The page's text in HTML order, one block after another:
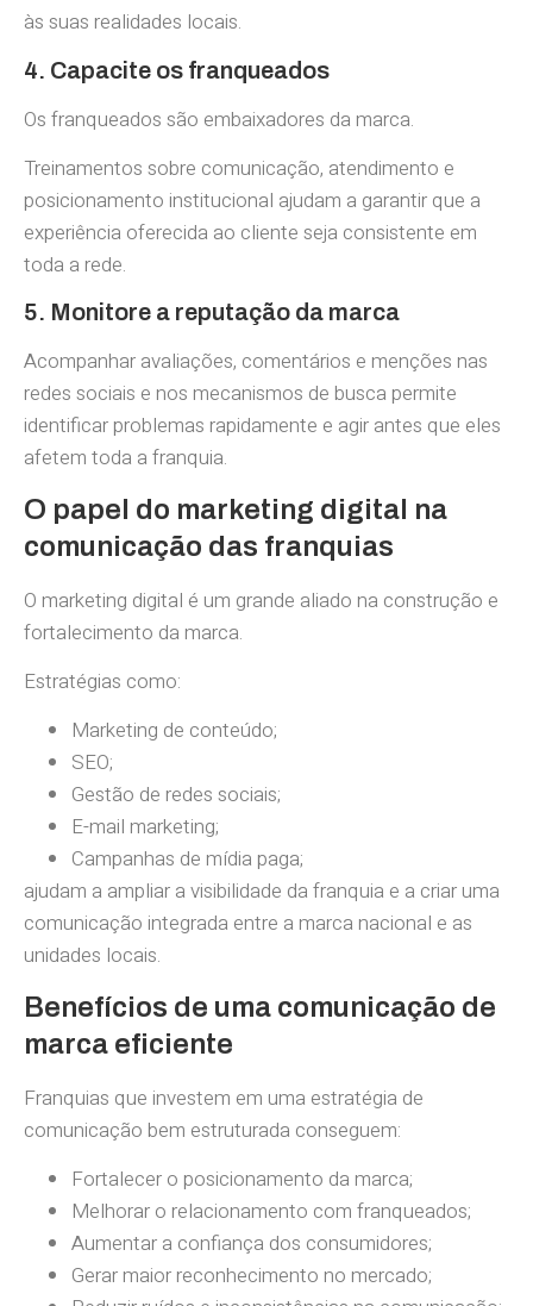
às suas realidades locais.
4. Capacite os franqueados
Os franqueados são embaixadores da marca.
Treinamentos sobre comunicação, atendimento e
posicionamento institucional ajudam a garantir que a
experiência oferecida ao cliente seja consistente em
toda a rede.
5. Monitore a reputação da marca
Acompanhar avaliações, comentários e menções nas
redes sociais e nos mecanismos de busca permite
identificar problemas rapidamente e agir antes que eles
afetem toda a franquia.
O papel do marketing digital na
comunicação das franquias
O marketing digital é um grande aliado na construção e
fortalecimento da marca.
Estratégias como:
Marketing de conteúdo;
SEO;
Gestão de redes sociais;
E-mail marketing;
Campanhas de mídia paga;
ajudam a ampliar a visibilidade da franquia e a criar uma
comunicação integrada entre a marca nacional e as
unidades locais.
Benefícios de uma comunicação de
marca eficiente
Franquias que investem em uma estratégia de
comunicação bem estruturada conseguem:
Fortalecer o posicionamento da marca;
Melhorar o relacionamento com franqueados;
Aumentar a confiança dos consumidores;
Gerar maior reconhecimento no mercado;